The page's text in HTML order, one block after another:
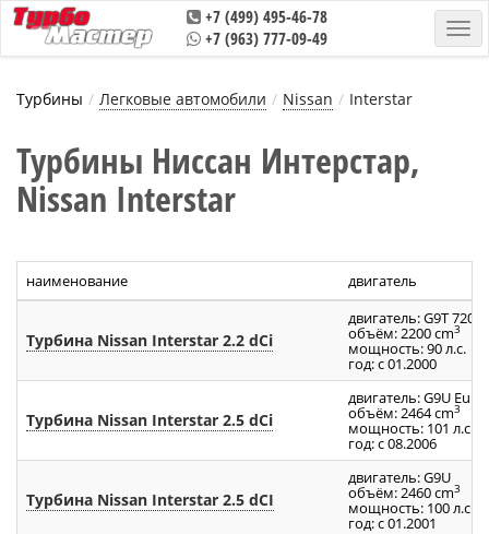
+7 (499) 495-46-78
+7 (963) 777-09-49
Турбины Легковые автомобили Nissan Interstar
Турбины Ниссан Интерстар,
Nissan Interstar
наименование двигатель
Турбина Nissan Interstar 2.2 dCi
двигатель: G9T 720
объём: 2200 cm3
мощность: 90 л.с.
год: с 01.2000
Турбина Nissan Interstar 2.5 dCi
двигатель: G9U Euro
объём: 2464 cm3
мощность: 101 л.с.
год: с 08.2006
Турбина Nissan Interstar 2.5 dCI
двигатель: G9U
объём: 2460 cm3
мощность: 100 л.с.
год: с 01.2001